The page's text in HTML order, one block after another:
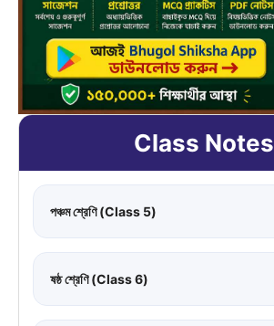
Class Notes
পঞ্চম শ্রেণি (Class 5)
ষষ্ঠ শ্রেণি (Class 6)